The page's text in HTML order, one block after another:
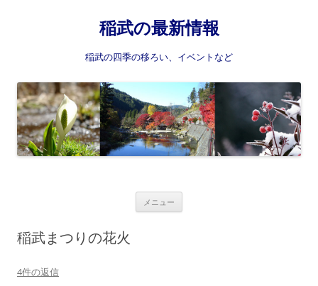
稲武の最新情報
稲武の四季の移ろい、イベントなど
メニュー
稲武まつりの花火
4件の返信